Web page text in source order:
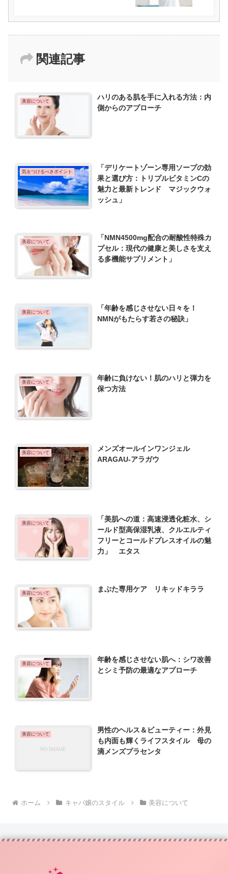
関連記事
美容について
ハリのある肌を手に入れる方法：内
側からのアプローチ
気をつけるべきポイント
「デリケートゾーン専用ソープの効
果と選び方：トリプルビタミンCの
魅力と最新トレンド マジックウォ
ッシュ」
美容について
「NMN4500mg配合の耐酸性特殊カ
プセル：現代の健康と美しさを支え
る多機能サプリメント」
美容について
「年齢を感じさせない日々を！
NMNがもたらす若さの秘訣」
美容について
年齢に負けない！肌のハリと弾力を
保つ方法
美容について
メンズオールインワンジェル
ARAGAU-アラガウ
美容について
「美肌への道：高速浸透化粧水、シ
ールド型高保湿乳液、クルエルティ
フリーとコールドプレスオイルの魅
力」 エタス
美容について まぶた専用ケア リキッドキララ
美容について
年齢を感じさせない肌へ：シワ改善
とシミ予防の最適なアプローチ
美容について
男性のヘルス＆ビューティー：外見
も内面も輝くライフスタイル 母の
滴メンズプラセンタ
ホーム キャバ嬢のスタイル 美容について